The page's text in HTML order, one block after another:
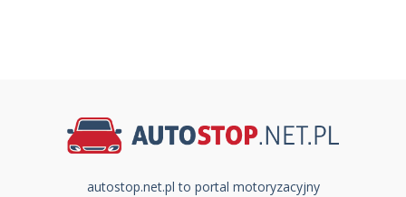
autostop.net.pl to portal motoryzacyjny